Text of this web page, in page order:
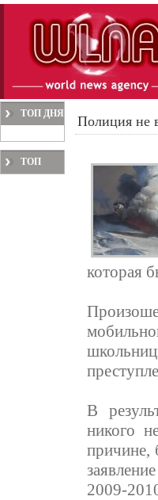
ТОП ДНЯ
ТОП
Полиция не
которая
В
никого
причине,
2009-